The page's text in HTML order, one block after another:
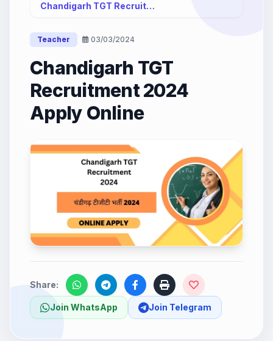
Chandigarh TGT Recruitment 2024 Apply...
Teacher 03/03/2024
Chandigarh TGT
Recruitment 2024
Apply Online
Share:
Join WhatsApp Join Telegram